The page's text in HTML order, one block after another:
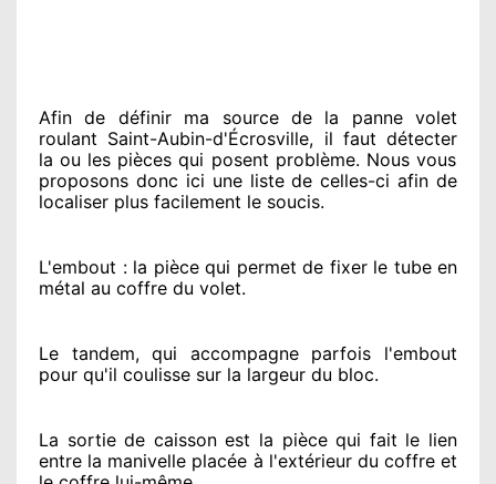
Afin de définir ma sourcede la panne volet
roulant Saint-Aubin-d'Écrosville, il faut détecter
la ou les pièces qui posent problème. Nous vous
proposons donc ici une liste de celles-ci afin de
localiser plus facilement le soucis.
L'embout : la pièce qui permet de fixer le tube en
métal au coffre du volet.
Le tandem, qui accompagne parfois l'embout
pour qu'il coulisse sur la largeur du bloc.
La sortie de caisson est la pièce qui fait le lien
entre la manivelle placée à l'extérieurdu coffre et